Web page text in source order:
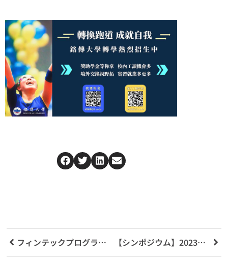
フィンテックプログラムと高校が連携、学生のために協力深化（2023年） 【シンポジウム】2023年フィンテック産業と政策革新発展に関する学術会議